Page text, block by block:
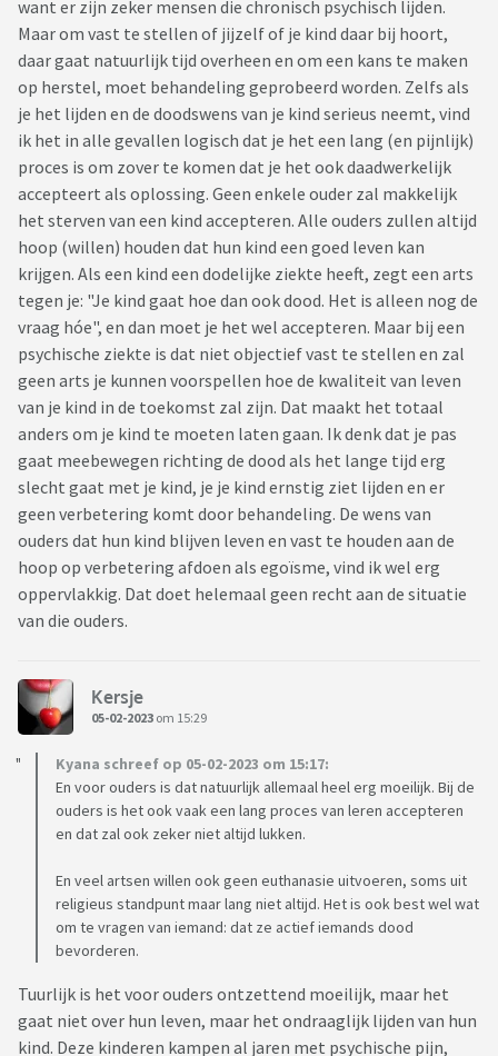
want er zijn zeker mensen die chronisch psychisch lijden.
Maar om vast te stellen of jijzelf of je kind daar bij hoort,
daar gaat natuurlijk tijd overheen en om een kans te maken
op herstel, moet behandeling geprobeerd worden. Zelfs als
je het lijden en de doodswens van je kind serieus neemt, vind
ik het in alle gevallen logisch dat je het een lang (en pijnlijk)
proces is om zover te komen dat je het ook daadwerkelijk
accepteert als oplossing. Geen enkele ouder zal makkelijk
het sterven van een kind accepteren. Alle ouders zullen altijd
hoop (willen) houden dat hun kind een goed leven kan
krijgen. Als een kind een dodelijke ziekte heeft, zegt een arts
tegen je: "Je kind gaat hoe dan ook dood. Het is alleen nog de
vraag hóe", en dan moet je het wel accepteren. Maar bij een
psychische ziekte is dat niet objectief vast te stellen en zal
geen arts je kunnen voorspellen hoe de kwaliteit van leven
van je kind in de toekomst zal zijn. Dat maakt het totaal
anders om je kind te moeten laten gaan. Ik denk dat je pas
gaat meebewegen richting de dood als het lange tijd erg
slecht gaat met je kind, je je kind ernstig ziet lijden en er
geen verbetering komt door behandeling. De wens van
ouders dat hun kind blijven leven en vast te houden aan de
hoop op verbetering afdoen als egoïsme, vind ik wel erg
oppervlakkig. Dat doet helemaal geen recht aan de situatie
van die ouders.
Kersje
05-02-2023 om 15:29
Kyana schreef op 05-02-2023 om 15:17:
En voor ouders is dat natuurlijk allemaal heel erg moeilijk. Bij de
ouders is het ook vaak een lang proces van leren accepteren
en dat zal ook zeker niet altijd lukken.
En veel artsen willen ook geen euthanasie uitvoeren, soms uit
religieus standpunt maar lang niet altijd. Het is ook best wel wat
om te vragen van iemand: dat ze actief iemands dood
bevorderen.
Tuurlijk is het voor ouders ontzettend moeilijk, maar het
gaat niet over hun leven, maar het ondraaglijk lijden van hun
kind. Deze kinderen kampen al jaren met psychische pijn,